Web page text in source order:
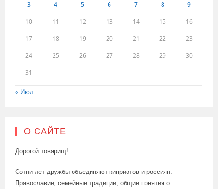
3 4 5 6 7 8 9
10 11 12 13 14 15 16
17 18 19 20 21 22 23
24 25 26 27 28 29 30
31
« Июл
О САЙТЕ
Дорогой товарищ!
Сотни лет дружбы объединяют киприотов и россиян.
Православие, семейные традиции, общие понятия о